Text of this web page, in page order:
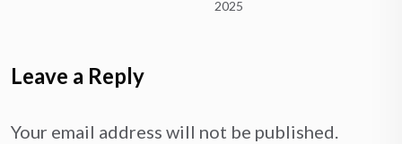
Leave a Reply
Your email address will not be published.